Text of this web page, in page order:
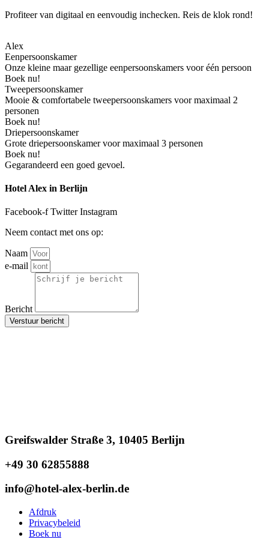
Profiteer van digitaal en eenvoudig inchecken. Reis de klok rond!
Alex
Eenpersoonskamer
Onze kleine maar gezellige eenpersoonskamers voor één persoon
Boek nu!
Tweepersoonskamer
Mooie & comfortabele tweepersoonskamers voor maximaal 2
personen
Boek nu!
Driepersoonskamer
Grote driepersoonskamer voor maximaal 3 personen
Boek nu!
Gegarandeerd een goed gevoel.
Hotel Alex in Berlijn
Facebook-f Twitter Instagram
Neem contact met ons op:
Naam
e-mail
Bericht
Verstuur bericht
Greifswalder Straße 3, 10405 Berlijn
+49 30 62855888
info@hotel-alex-berlin.de
Afdruk
Privacybeleid
Boek nu